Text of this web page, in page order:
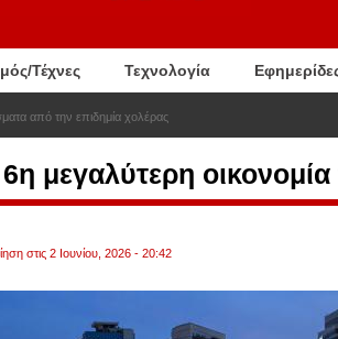
Τέχνες Τεχνολογία
από την επιδημία χολέρας
μεγαλύτερη
στις 2 Ιουνίου, 2026 - 20:42